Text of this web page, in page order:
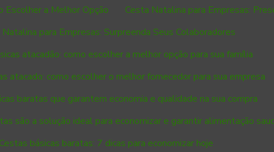
Escolher a Melhor Opção
Cesta Natalina para Empresas:
para Empresas: Surpreenda Seus Colaboradores
atacadão: como escolher a melhor opção para sua família
atacado: como escolher o melhor fornecedor para sua empresa
baratas que garantem economia e qualidade na sua compra
são a solução ideal para economizar e garantir alimentação
Cestas básicas baratas: 7 dicas para economizar hoje